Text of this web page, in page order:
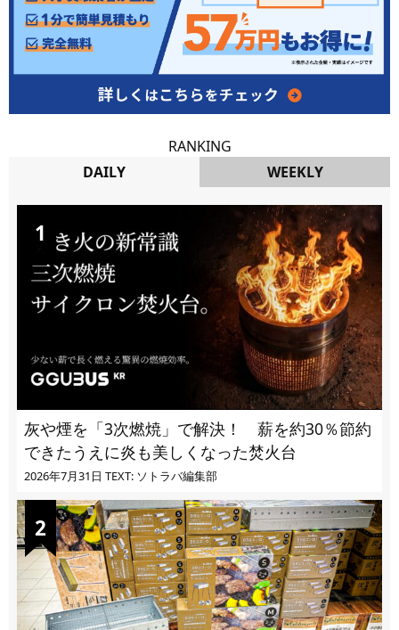
RANKING
DAILY
WEEKLY
灰や煙を「3次燃焼」で解決！ 薪を約30％節約
できたうえに炎も美しくなった焚火台
2026年7月31日 TEXT: ソトラバ編集部